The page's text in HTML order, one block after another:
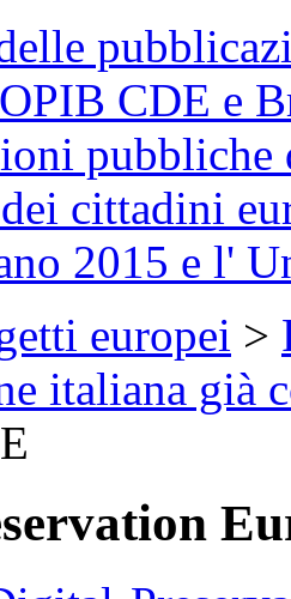
CDE e
pubbliche
cittadini
2015 e l'
europei >
italiana già